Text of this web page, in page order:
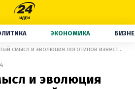
ЭКОНОМИКА
Скрытый смысл и эволюция логотипов известнейших компаний
4
и эволюция